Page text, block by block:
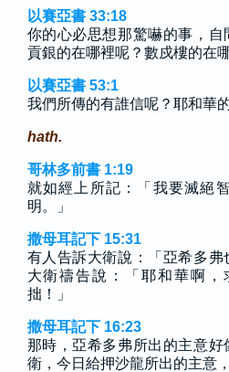
以賽亞書 33:18
你的心必思想那驚嚇的事，
貢銀的在哪裡呢？數戍樓的在哪
以賽亞書 53:1
我們所傳的有誰信呢？耶和華
hath.
哥林多前書 1:19
就如經上所記：「我要滅絕
明。」
撒母耳記下 15:31
有人告訴大衛說：「亞希多弗
大衛禱告說：「耶和華啊
拙！」
撒母耳記下 16:23
那時，亞希多弗所出的主意
衛，今日給押沙龍所出的主意